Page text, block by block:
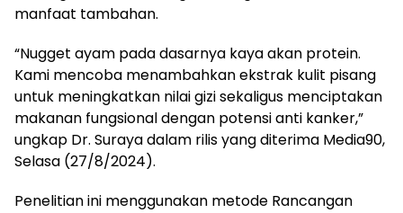
manfaat tambahan.
“Nugget ayam pada dasarnya kaya akan protein.
Kami mencoba menambahkan ekstrak kulit pisang
untuk meningkatkan nilai gizi sekaligus menciptakan
makanan fungsional dengan potensi anti kanker,”
ungkap Dr. Suraya dalam rilis yang diterima Media90,
Selasa (27/8/2024).
Penelitian ini menggunakan metode Rancangan